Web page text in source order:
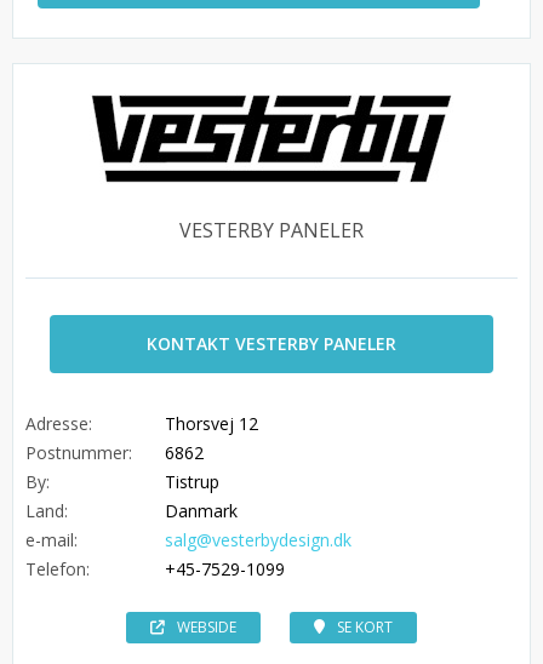
VESTERBY PANELER
KONTAKT VESTERBY PANELER
Adresse:
Thorsvej 12
Postnummer:
6862
By:
Tistrup
Land:
Danmark
e-mail:
salg@vesterbydesign.dk
Telefon:
+45-7529-1099
WEBSIDE SE KORT